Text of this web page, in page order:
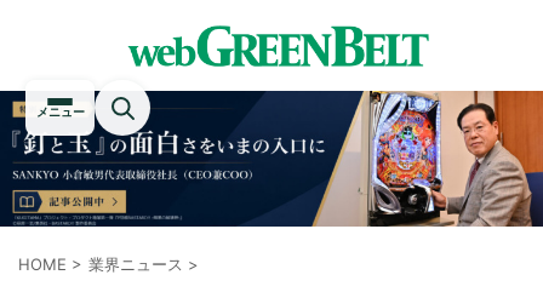
メニュー
HOME > 業界ニュース >